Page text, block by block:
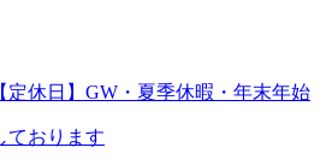
定休日】GW・夏季休暇・年末年始
ております